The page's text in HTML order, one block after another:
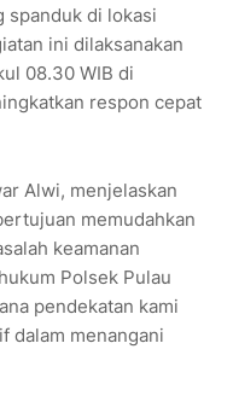
spanduk di lokasi
ini dilaksanakan
08.30 WIB di
respon cepat
Alwi, menjelaskan
memudahkan
keamanan
Polsek Pulau
pendekatan kami
dalam menangani